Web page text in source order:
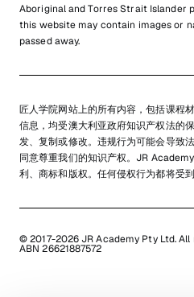
Aboriginal and Torres Strait Islander
this website may contain images or
passed away.
匠人学院网站上的所有内容，包括课程
信息，均受澳大利亚政府知识产权法的
发、复制或修改。违规行为可能会导致
同意尊重我们的知识产权。JR
利、商标和版权。任何侵权行为都将受
© 2017-2026 JR Academy Pty Ltd.
ABN 26621887572